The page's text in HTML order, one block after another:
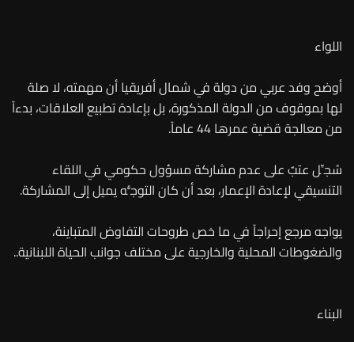
اللواء
أوضح وفد عربي من دولة في شمال أفريقيا أن مهمته، لا صلة
لها بموقوف من الدولة المذكورة، بل بإعادة تطبيع العلاقات، بدءاً
من معالجة قضية عمرها 44 عاماً.
سُجِّل عتبٌ على عدم مشاركة مسؤول حكومي في اللقاء
التنسيقي لإعادة الإعمار، بعد أن كان التوجُّه يميل إلى المشاركة.
يواجه مرجع إحراجاً في ما خص طروحات التفاوض المتباينة،
والضغوطات المحلية والخارجية على مختلف جوانب الحياة اللبنانية..
البناء